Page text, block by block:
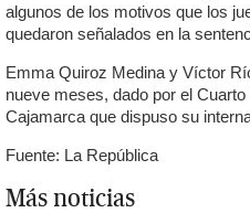
algunos de los motivos que los
quedaron señalados en la
Emma Quiroz Medina y Víctor
nueve meses, dado por el
Cajamarca que dispuso su
Fuente: La República
Más noticias